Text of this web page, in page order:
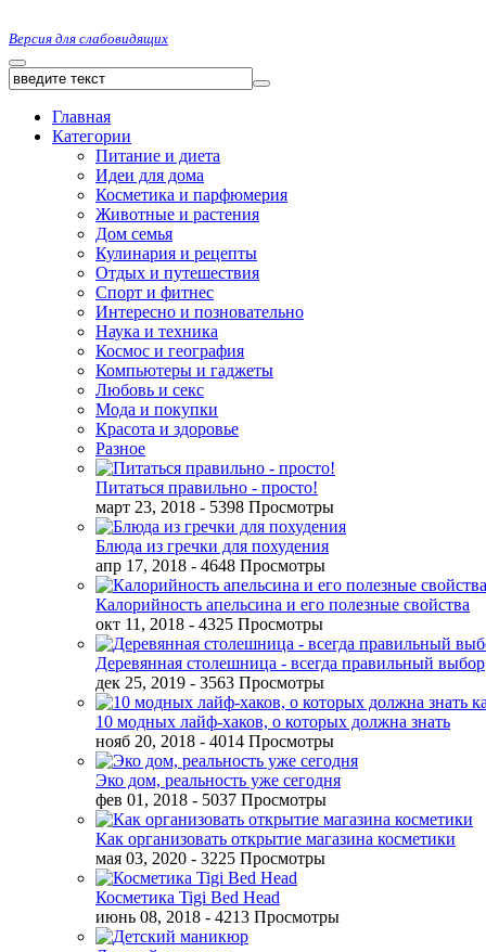
Версия для слабовидящих
Главная
Категории
Питание и диета
Идеи для дома
Косметика и парфюмерия
Животные и растения
Дом семья
Кулинария и рецепты
Отдых и путешествия
Спорт и фитнес
Интересно и позновательно
Наука и техника
Космос и география
Компьютеры и гаджеты
Любовь и секс
Мода и покупки
Красота и здоровье
Разное
Питаться правильно - просто!
март 23, 2018 - 5398 Просмотры
Блюда из гречки для похудения
апр 17, 2018 - 4648 Просмотры
Калорийность апельсина и его полезные свойства
окт 11, 2018 - 4325 Просмотры
Деревянная столешница - всегда правильный выбор
дек 25, 2019 - 3563 Просмотры
10 модных лайф-хаков, о которых должна знать
нояб 20, 2018 - 4014 Просмотры
Эко дом, реальность уже сегодня
фев 01, 2018 - 5037 Просмотры
Как организовать открытие магазина косметики
мая 03, 2020 - 3225 Просмотры
Косметика Tigi Bed Head
июнь 08, 2018 - 4213 Просмотры